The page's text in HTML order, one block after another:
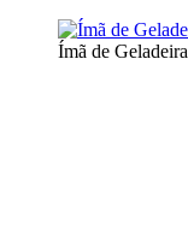
Ímã de Geladeira